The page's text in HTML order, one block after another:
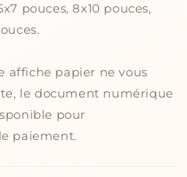
pouces, 8x10 pouces,
affiche papier ne vous
le document numérique
pour
paiement.